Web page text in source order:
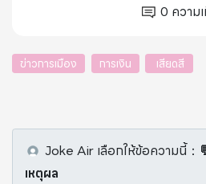
0 ความ
ข่าวการเมือง การเงิน เสียดสี
Joke Air เลือกให้ข้อความนี้：
เหตุผล